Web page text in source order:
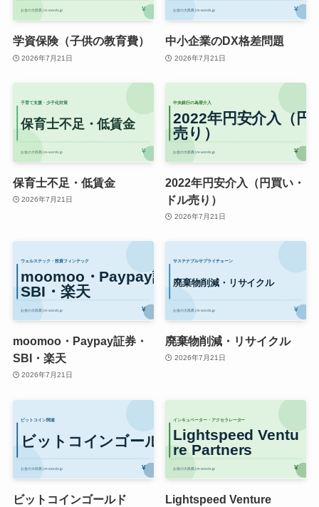
学資保険（子供の教育費）
2026年7月21日
中小企業のDX格差問題
2026年7月21日
保育士不足・低賃金
2026年7月21日
2022年円安介入（円買い・
ドル売り）
2026年7月21日
moomoo・Paypay証券・
SBI・楽天
2026年7月21日
廃棄物削減・リサイクル
2026年7月21日
ビットコインゴールド
Lightspeed Venture